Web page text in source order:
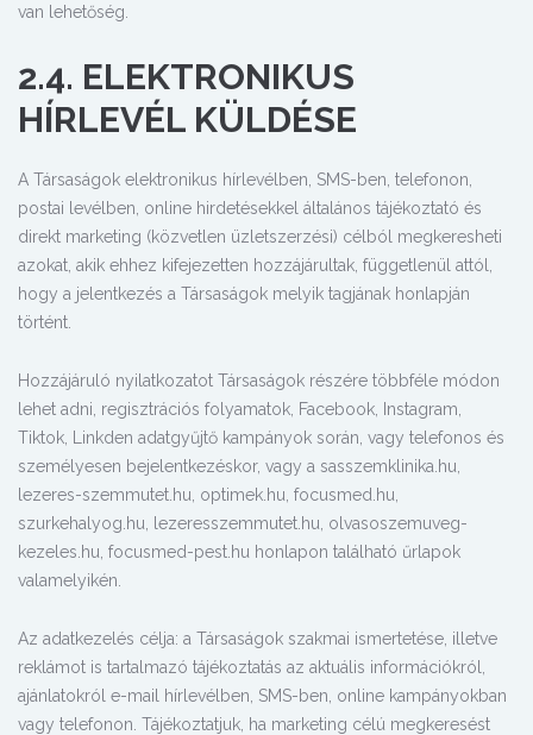
van lehetőség.
2.4. ELEKTRONIKUS
HÍRLEVÉL KÜLDÉSE
A Társaságok elektronikus hírlevélben, SMS-ben, telefonon,
postai levélben, online hirdetésekkel általános tájékoztató és
direkt marketing (közvetlen üzletszerzési) célból megkeresheti
azokat, akik ehhez kifejezetten hozzájárultak, függetlenül attól,
hogy a jelentkezés a Társaságok melyik tagjának honlapján
történt.
Hozzájáruló nyilatkozatot Társaságok részére többféle módon
lehet adni, regisztrációs folyamatok, Facebook, Instagram,
Tiktok, Linkden adatgyűjtő kampányok során, vagy telefonos és
személyesen bejelentkezéskor, vagy a sasszemklinika.hu,
lezeres-szemmutet.hu, optimek.hu, focusmed.hu,
szurkehalyog.hu, lezeresszemmutet.hu, olvasoszemuveg-
kezeles.hu, focusmed-pest.hu honlapon található űrlapok
valamelyikén.
Az adatkezelés célja: a Társaságok szakmai ismertetése, illetve
reklámot is tartalmazó tájékoztatás az aktuális információkról,
ajánlatokról e-mail hírlevélben, SMS-ben, online kampányokban
vagy telefonon. Tájékoztatjuk, ha marketing célú megkeresést